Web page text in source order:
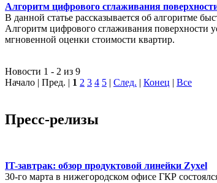
Алгоритм цифрового сглаживания
В данной статье рассказывается об алгоритме
Алгоритм цифрового сглаживания поверхности
мгновенной оценки стоимости квартир.
Новости 1 - 2 из 9
Начало | Пред. | 1 2 3 4 5 | След. | Конец | Все
Пресс-релизы
IT-завтрак: обзор продуктовой линейки Zyxel
30-го марта в нижегородском офисе ГКР